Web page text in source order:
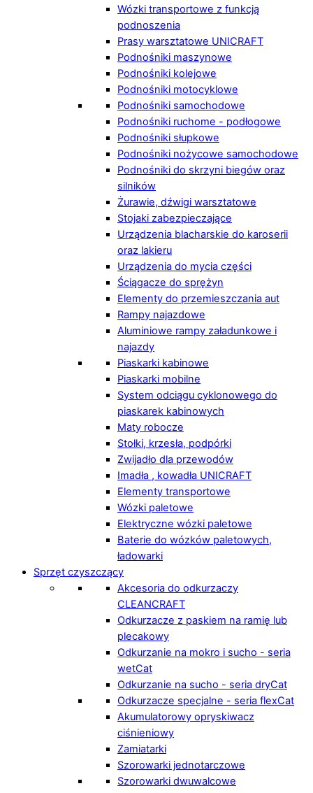
Wózki transportowe z funkcją
podnoszenia
Prasy warsztatowe UNICRAFT
Podnośniki maszynowe
Podnośniki kolejowe
Podnośniki motocyklowe
Podnośniki samochodowe
Podnośniki ruchome - podłogowe
Podnośniki słupkowe
Podnośniki nożycowe samochodowe
Podnośniki do skrzyni biegów oraz
silników
Żurawie, dźwigi warsztatowe
Stojaki zabezpieczające
Urządzenia blacharskie do karoserii
oraz lakieru
Urządzenia do mycia części
Ściągacze do sprężyn
Elementy do przemieszczania aut
Rampy najazdowe
Aluminiowe rampy załadunkowe i
najazdy
Piaskarki kabinowe
Piaskarki mobilne
System odciągu cyklonowego do
piaskarek kabinowych
Maty robocze
Stołki, krzesła, podpórki
Zwijadło dla przewodów
Imadła , kowadła UNICRAFT
Elementy transportowe
Wózki paletowe
Elektryczne wózki paletowe
Baterie do wózków paletowych,
ładowarki
Sprzęt czyszczący
Akcesoria do odkurzaczy
CLEANCRAFT
Odkurzacze z paskiem na ramię lub
plecakowy
Odkurzanie na mokro i sucho - seria
wetCat
Odkurzanie na sucho - seria dryCat
Odkurzacze specjalne - seria flexCat
Akumulatorowy opryskiwacz
ciśnieniowy
Zamiatarki
Szorowarki jednotarczowe
Szorowarki dwuwalcowe